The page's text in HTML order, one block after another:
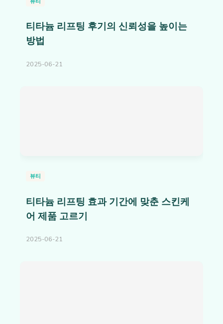
티타늄 리프팅 후기의 신뢰성을 높이는
방법
2025-06-21
뷰티
티타늄 리프팅 효과 기간에 맞춘 스킨케
어 제품 고르기
2025-06-21